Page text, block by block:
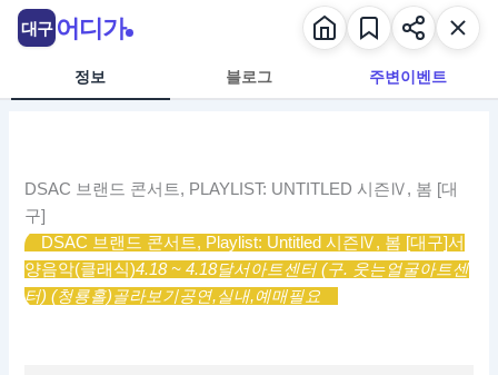
정보 블로그 주변이벤트
DSAC 브랜드 콘서트, PLAYLIST: UNTITLED 시즌Ⅳ, 봄 [대
구]
DSAC 브랜드 콘서트, Playlist: Untitled 시즌Ⅳ, 봄 [대구]서
양음악(클래식)4.18 ~ 4.18달서아트센터 (구. 웃는얼굴아트센
터) (청룡홀)골라보기공연,실내,예매필요
대구 어디가